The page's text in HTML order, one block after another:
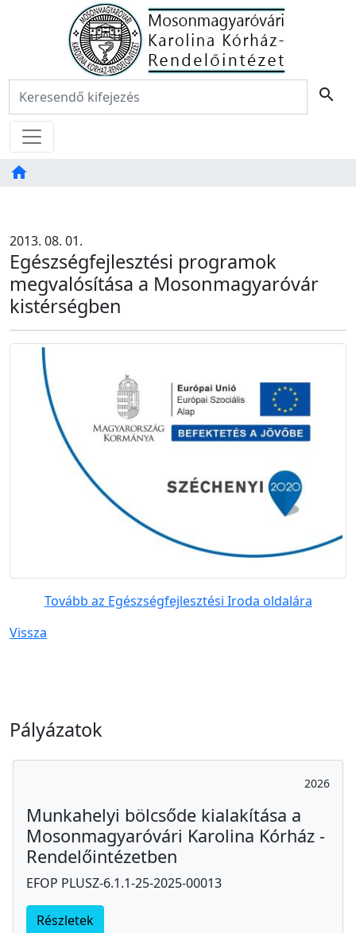
Főoldal
Keresés: search
Menü
home
TAB
2013. 08. 01.
Egészségfejlesztési programok
megvalósítása a Mosonmagyaróvár
kistérségben
Tovább az Egészségfejlesztési Iroda oldalára
Vissza
Pályázatok
2026
Munkahelyi bölcsőde kialakítása a
Mosonmagyaróvári Karolina Kórház -
Rendelőintézetben
EFOP PLUSZ-6.1.1-25-2025-00013
Részletek